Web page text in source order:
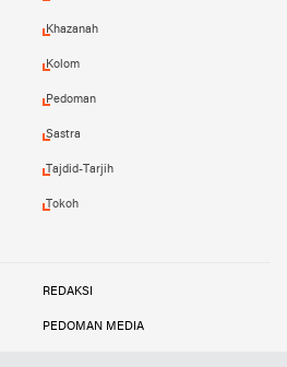
Khazanah
Kolom
Pedoman
Sastra
Tajdid-Tarjih
Tokoh
REDAKSI
PEDOMAN MEDIA